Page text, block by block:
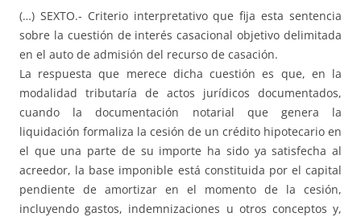
(…) SEXTO.- Criterio interpretativo que fija esta sentencia
sobre la cuestión de interés casacional objetivo delimitada
en el auto de admisión del recurso de casación.
La respuesta que merece dicha cuestión es que, en la
modalidad tributaría de actos jurídicos documentados,
cuando la documentación notarial que genera la
liquidación formaliza la cesión de un crédito hipotecario en
el que una parte de su importe ha sido ya satisfecha al
acreedor, la base imponible está constituida por el capital
pendiente de amortizar en el momento de la cesión,
incluyendo gastos, indemnizaciones u otros conceptos y,